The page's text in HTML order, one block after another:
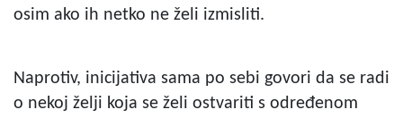
osim ako ih netko ne želi izmisliti.
Naprotiv, inicijativa sama po sebi govori da se radi
o nekoj želji koja se želi ostvariti s određenom